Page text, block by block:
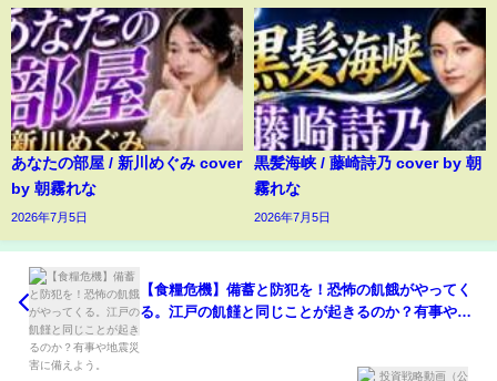
あなたの部屋 / 新川めぐみ cover
by 朝霧れな
2026年7月5日
黒髪海峡 / 藤崎詩乃 cover by 朝
霧れな
2026年7月5日
【食糧危機】備蓄と防犯を！恐怖の飢餓がやってく
る。江戸の飢饉と同じことが起きるのか？有事や地